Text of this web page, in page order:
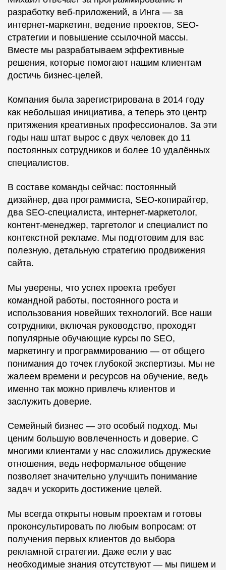
разработку веб-приложений, а Инга — за
интернет-маркетинг, ведение проектов, SEO-
стратегии и повышение ссылочной массы.
Вместе мы разрабатываем эффективные
решения, которые помогают нашим клиентам
достичь бизнес-целей.
Компания была зарегистрирована в 2014 году
как небольшая инициатива, а теперь это центр
притяжения креативных профессионалов. За эти
годы наш штат вырос с двух человек до 11
постоянных сотрудников и более 10 удалённых
специалистов.
В составе команды сейчас: постоянный
дизайнер, два программиста, SEO-копирайтер,
два SEO-специалиста, интернет-маркетолог,
контент-менеджер, таргетолог и специалист по
контекстной рекламе. Мы подготовим для вас
полезную, детальную стратегию продвижения
сайта.
Мы уверены, что успех проекта требует
командной работы, постоянного роста и
использования новейших технологий. Все наши
сотрудники, включая руководство, проходят
популярные обучающие курсы по SEO,
маркетингу и программированию — от общего
понимания до точек глубокой экспертизы. Мы не
жалеем времени и ресурсов на обучение, ведь
именно так можно привлечь клиентов и
заслужить доверие.
Семейный бизнес — это особый подход. Мы
ценим большую вовлеченность и доверие. С
многими клиентами у нас сложились дружеские
отношения, ведь неформальное общение
позволяет значительно улучшить понимание
задач и ускорить достижение целей.
Мы всегда открыты новым проектам и готовы
проконсультировать по любым вопросам: от
получения первых клиентов до выбора
рекламной стратегии. Даже если у вас
необходимые знания отсутствуют — мы пишем и